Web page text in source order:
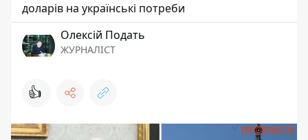
доларів на українські потреби
Олексій Подать
ЖУРНАЛІСТ
👍